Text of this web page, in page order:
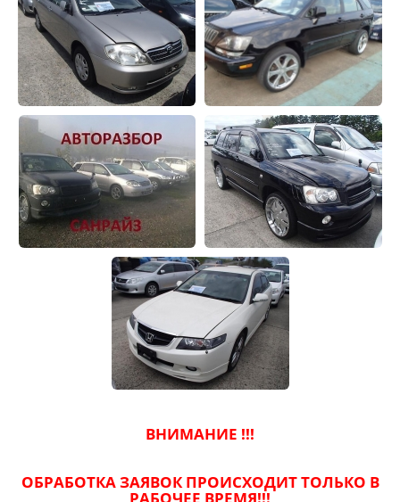
ВНИМАНИЕ !!!
ОБРАБОТКА ЗАЯВОК ПРОИСХОДИТ ТОЛЬКО В